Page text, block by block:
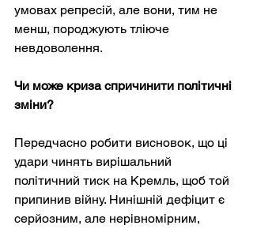
умовах репресій, але вони, тим не
менш, породжують тліюче
невдоволення.
Чи може криза спричинити політичні
зміни?
Передчасно робити висновок, що ці
удари чинять вирішальний
політичний тиск на Кремль, щоб той
припинив війну. Нинішній дефіцит є
серйозним, але нерівномірним,